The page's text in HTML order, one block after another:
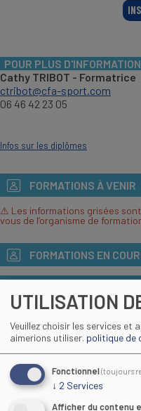
POUR PLUS
Cathy TRIBOT - Formatrice
ctribot@cfa-sport.com
06 46 42 23 05
Infos sur les diplômes
FORMATIONS À VENIR
⚠ Les informations grisées
vous de l’organisme de
FORMATIONS EN
MÉTHODE
SUITE ET DÉBOUCHÉS
UTILISATION
Veuillez choisir les services et
aimerions utiliser. politique de
Fonctionnel(toujours
↓ 2 Services
Afficher du contenu